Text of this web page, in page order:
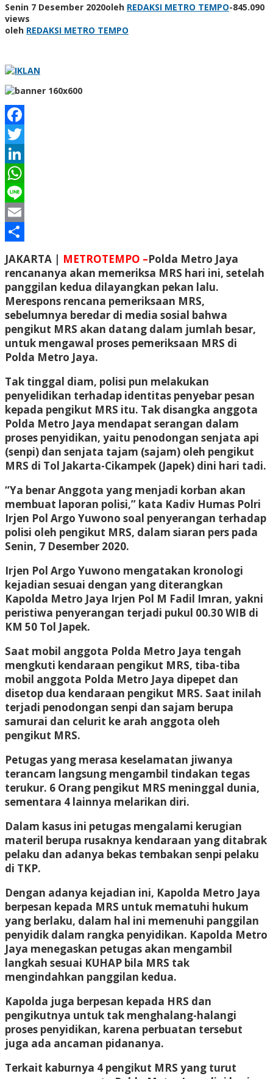
Senin 7 Desember 2020oleh REDAKSI METRO TEMPO-845.090
views
oleh REDAKSI METRO TEMPO
Facebook
Twitter
LinkedIn
WhatsApp
Line
Email
JAKARTA | METROTEMPO –Polda Metro Jaya
rencananya akan memeriksa MRS hari ini, setelah
panggilan kedua dilayangkan pekan lalu.
Merespons rencana pemeriksaan MRS,
sebelumnya beredar di media sosial bahwa
pengikut MRS akan datang dalam jumlah besar,
untuk mengawal proses pemeriksaan MRS di
Polda Metro Jaya.
Tak tinggal diam, polisi pun melakukan
penyelidikan terhadap identitas penyebar pesan
kepada pengikut MRS itu. Tak disangka anggota
Polda Metro Jaya mendapat serangan dalam
proses penyidikan, yaitu penodongan senjata api
(senpi) dan senjata tajam (sajam) oleh pengikut
MRS di Tol Jakarta-Cikampek (Japek) dini hari tadi.
“Ya benar Anggota yang menjadi korban akan
membuat laporan polisi,” kata Kadiv Humas Polri
Irjen Pol Argo Yuwono soal penyerangan terhadap
polisi oleh pengikut MRS, dalam siaran pers pada
Senin, 7 Desember 2020.
Irjen Pol Argo Yuwono mengatakan kronologi
kejadian sesuai dengan yang diterangkan
Kapolda Metro Jaya Irjen Pol M Fadil Imran, yakni
peristiwa penyerangan terjadi pukul 00.30 WIB di
KM 50 Tol Japek.
Saat mobil anggota Polda Metro Jaya tengah
mengkuti kendaraan pengikut MRS, tiba-tiba
mobil anggota Polda Metro Jaya dipepet dan
disetop dua kendaraan pengikut MRS. Saat inilah
terjadi penodongan senpi dan sajam berupa
samurai dan celurit ke arah anggota oleh
pengikut MRS.
Petugas yang merasa keselamatan jiwanya
terancam langsung mengambil tindakan tegas
terukur. 6 Orang pengikut MRS meninggal dunia,
sementara 4 lainnya melarikan diri.
Dalam kasus ini petugas mengalami kerugian
materil berupa rusaknya kendaraan yang ditabrak
pelaku dan adanya bekas tembakan senpi pelaku
di TKP.
Dengan adanya kejadian ini, Kapolda Metro Jaya
berpesan kepada MRS untuk mematuhi hukum
yang berlaku, dalam hal ini memenuhi panggilan
penyidik dalam rangka penyidikan. Kapolda Metro
Jaya menegaskan petugas akan mengambil
langkah sesuai KUHAP bila MRS tak
mengindahkan panggilan kedua.
Kapolda juga berpesan kepada HRS dan
pengikutnya untuk tak menghalang-halangi
proses penyidikan, karena perbuatan tersebut
juga ada ancaman pidananya.
Terkait kaburnya 4 pengikut MRS yang turut